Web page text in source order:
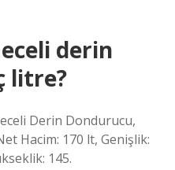
derin
litre?
Derin Dondurucu,
Hacim: 170 lt, Genişlik:
145.